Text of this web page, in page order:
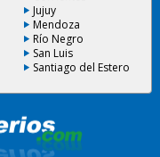
Jujuy
Mendoza
Río Negro
San Luis
Santiago del Estero